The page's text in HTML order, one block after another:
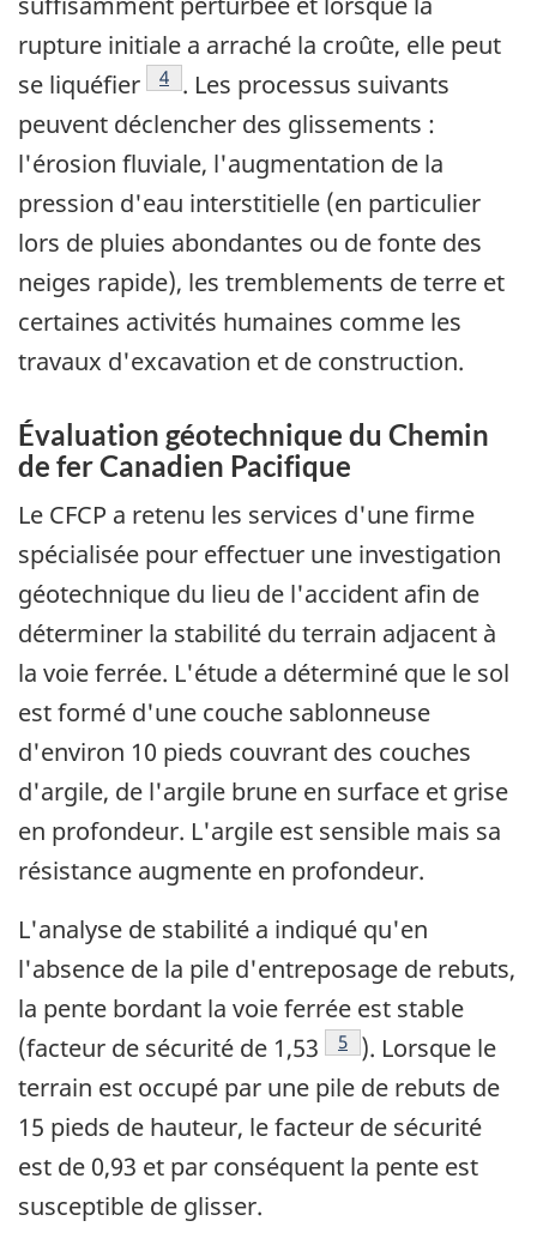
rupture initiale a arraché la croûte, elle peut
se liquéfier
Note de bas de page
4 . Les processus suivants
peuvent déclencher des glissements :
l'érosion fluviale, l'augmentation de la
pression d'eau interstitielle (en particulier
lors de pluies abondantes ou de fonte des
neiges rapide), les tremblements de terre et
certaines activités humaines comme les
travaux d'excavation et de construction.
Évaluation géotechnique du Chemin
de fer Canadien Pacifique
Le CFCP a retenu les services d'une firme
spécialisée pour effectuer une investigation
géotechnique du lieu de l'accident afin de
déterminer la stabilité du terrain adjacent à
la voie ferrée. L'étude a déterminé que le sol
est formé d'une couche sablonneuse
d'environ 10 pieds couvrant des couches
d'argile, de l'argile brune en surface et grise
en profondeur. L'argile est sensible mais sa
résistance augmente en profondeur.
L'analyse de stabilité a indiqué qu'en
l'absence de la pile d'entreposage de rebuts,
la pente bordant la voie ferrée est stable
(facteur de sécurité de 1,53
Note de bas de page
5 ). Lorsque le
terrain est occupé par une pile de rebuts de
15 pieds de hauteur, le facteur de sécurité
est de 0,93 et par conséquent la pente est
susceptible de glisser.